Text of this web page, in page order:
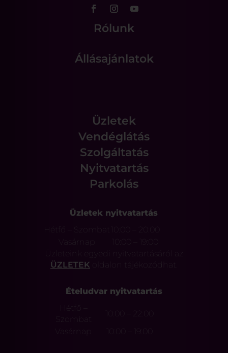
Rólunk
Állásajánlatok
Üzletek
Vendéglátás
Szolgáltatás
Nyitvatartás
Parkolás
Üzletek nyitvatartás
Hétfő – Szombat
10:00 – 20:00
Vasárnap
Üzleteink egyedi nyitvatartásáról az
ÜZLETEK oldalon tájékozódhat.
Ételudvar nyitvatartás
Hétfő –
Szombat
10:00 – 22:00
Vasárnap